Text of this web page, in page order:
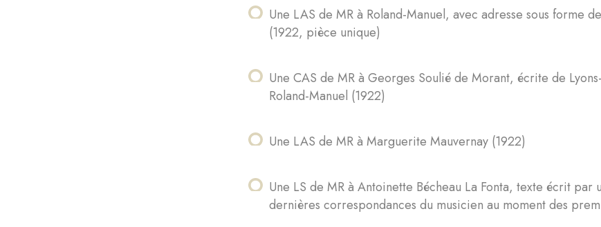
Une LAS de MR à Roland-Manuel, avec adresse sous forme
(1922, pièce unique)
Une CAS de MR à Georges Soulié de Morant, écrite de
Roland-Manuel (1922)
Une LAS de MR à Marguerite Mauvernay (1922)
Une LS de MR à Antoinette Bécheau La Fonta, texte écrit
dernières correspondances du musicien au moment des